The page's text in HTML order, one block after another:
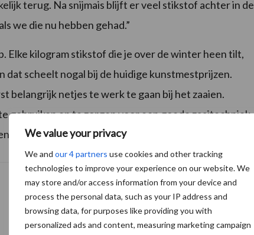
We value your privacy
We and our 4 partners use cookies and other tracking
technologies to improve your experience on our website. We
may store and/or access information from your device and
process the personal data, such as your IP address and
browsing data, for purposes like providing you with
personalized ads and content, measuring marketing campaign
terug. Na snijmais blijft er veel stikstof achter in de
we die nu hebben gehad.”
Elke kilogram stikstof die je over de winter heen tilt,
dat scheelt nogal bij de huidige kunstmestprijzen.
belangrijk netjes te werk te gaan bij het zaaien.
gebruiken en te zorgen voor een goede zaaitechniek.
is”, geeft hij als tip mee.